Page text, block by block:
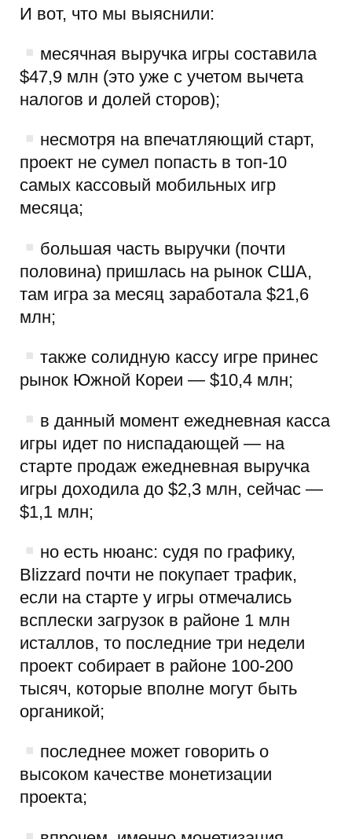
И вот, что мы выяснили:
месячная выручка игры составила
$47,9 млн (это уже с учетом вычета
налогов и долей сторов);
несмотря на впечатляющий старт,
проект не сумел попасть в топ-10
самых кассовый мобильных игр
месяца;
большая часть выручки (почти
половина) пришлась на рынок США,
там игра за месяц заработала $21,6
млн;
также солидную кассу игре принес
рынок Южной Кореи — $10,4 млн;
в данный момент ежедневная касса
игры идет по ниспадающей — на
старте продаж ежедневная выручка
игры доходила до $2,3 млн, сейчас —
$1,1 млн;
но есть нюанс: судя по графику,
Blizzard почти не покупает трафик,
если на старте у игры отмечались
всплески загрузок в районе 1 млн
исталлов, то последние три недели
проект собирает в районе 100-200
тысяч, которые вполне могут быть
органикой;
последнее может говорить о
высоком качестве монетизации
проекта;